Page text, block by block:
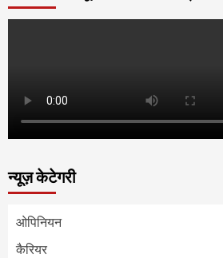
न्यूज़ केटेगरी
ओपिनियन
कैरियर